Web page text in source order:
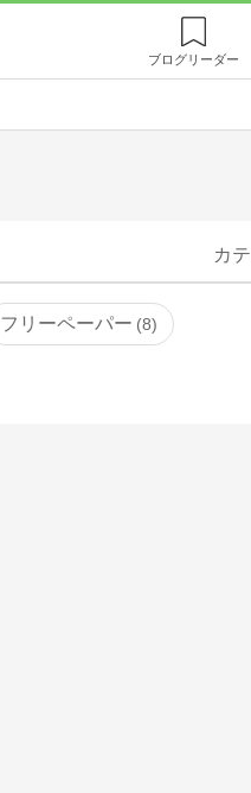
ブログリーダー
カ
フリーペーパー 8